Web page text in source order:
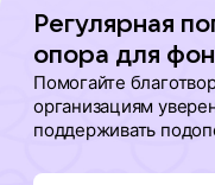
Регулярная
опора для
Помогайте
организациям
поддерживать